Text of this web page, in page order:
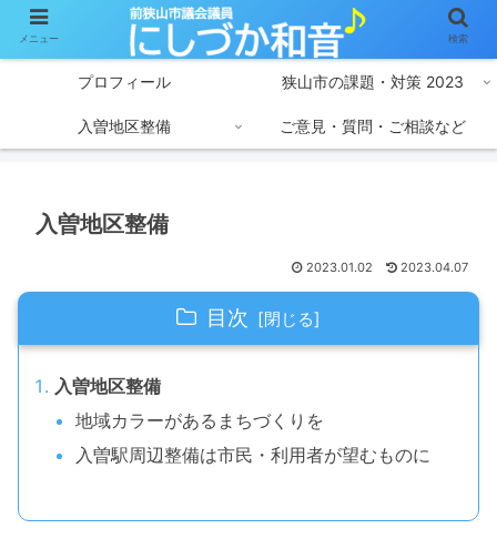
トップページ 活動報告
プロフィール 狭山市の課題・対策 2023
入曽地区整備 ご意見・質問・ご相談など
入曽地区整備
2023.01.02 2023.04.07
目次
入曽地区整備
地域カラーがあるまちづくりを
入曽駅周辺整備は市民・利用者が望むものに
メニュー 検索